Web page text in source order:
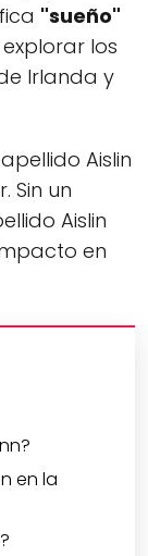
"sueño"
los
Irlanda y
Aislin
Sin un
Aislin
en
en la